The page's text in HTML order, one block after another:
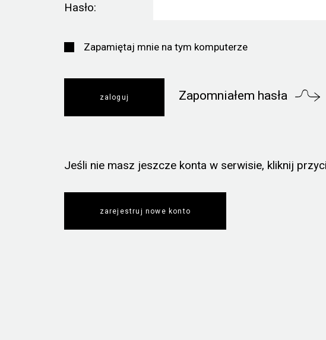
Hasło:
Zapamiętaj mnie na tym komputerze
Zapomniałem hasła
Jeśli nie masz jeszcze konta w serwisie, kliknij
zarejestruj nowe konto